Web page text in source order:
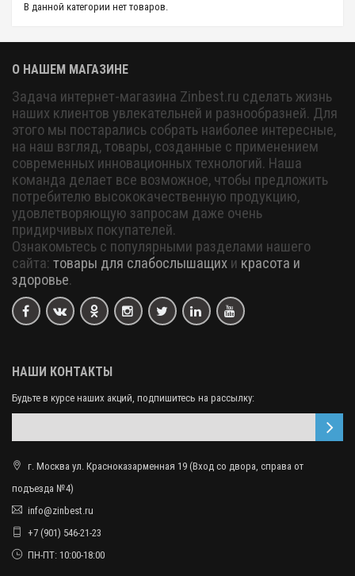
В данной категории нет товаров.
О НАШЕМ МАГАЗИНЕ
Задача интернет-магазина Zinbest.ru сделать жизнь
наших клиентов увлекательней и разнообразней. Для
этого мы постарались собрать наиболее интересные,
на наш взгляд, товары, созданные с применением
современных инновационных технологий. Наша
команда делает все возможное, чтобы предложить
потребителю высококачественную продукцию,
удовлетворяющую запросам даже очень
придирчивых покупателей.
Ознакомьтесь с популярными разделами нашего
сайта: товары для слабослышащих и красота и
здоровье.
НАШИ КОНТАКТЫ
Будьте в курсе наших акций, подпишитесь на рассылку:
г. Москва ул. Красноказарменная 19 (Вход со двора, справа от
подъезда №4)
info@zinbest.ru
+7 (901) 546-21-23
ПН-ПТ: 10:00-18:00